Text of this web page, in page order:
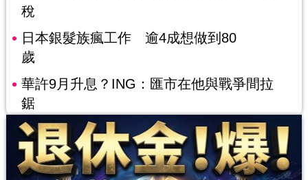
稅
日本銀髮族瘋工作 逾4成想做到80
歲
華許9月升息？ING：匯市在他與戰爭間拉
鋸